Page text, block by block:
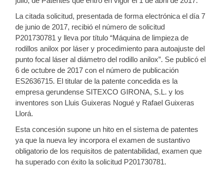
La citada solicitud, presentada de forma electrónica el día 7
de junio de 2017, recibió el número de solicitud
P201730781 y lleva por título “Máquina de limpieza de
rodillos anilox por láser y procedimiento para autoajuste del
punto focal láser al diámetro del rodillo anilox”. Se publicó el
6 de octubre de 2017 con el número de publicación
ES2636715. El titular de la patente concedida es la
empresa gerundense SITEXCO GIRONA, S.L. y los
inventores son Lluis Guixeras Nogué y Rafael Guixeras
Llorá.
Esta concesión supone un hito en el sistema de patentes
ya que la nueva ley incorpora el examen de sustantivo
obligatorio de los requisitos de patentabilidad, examen que
ha superado con éxito la solicitud P201730781.